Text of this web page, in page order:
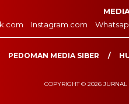
Instagram.com
PEDOMAN MEDIA SIBER
COPYRIGHT © 2026